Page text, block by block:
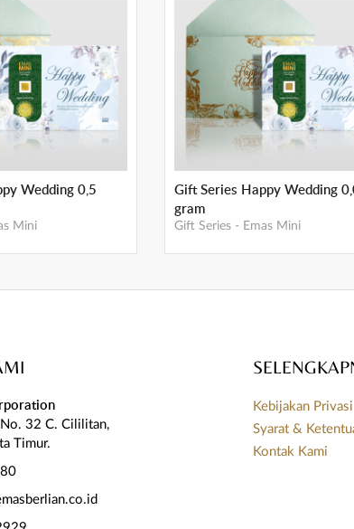
Wedding 0,5
Mini
Gift Series Happy Wedding
gram
Gift Series - Emas Mini
32 C. Cililitan,
Timur.
Kebijakan Privasi
Syarat &
Kontak Kami